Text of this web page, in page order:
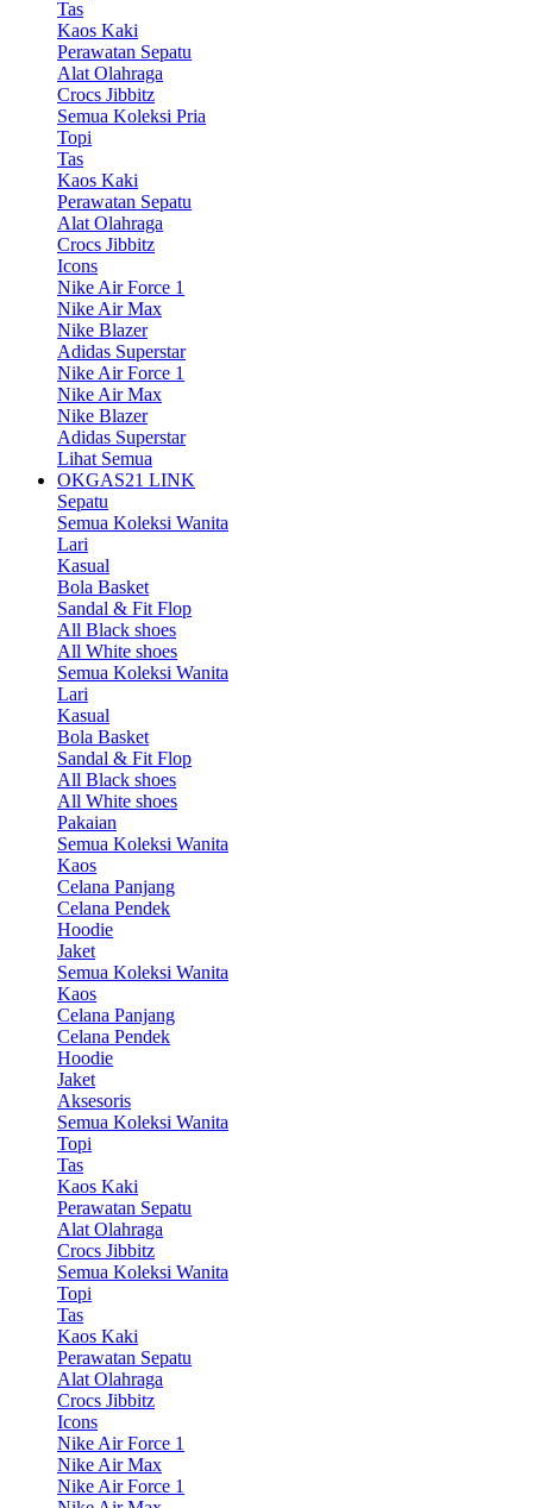
Tas
Kaos Kaki
Perawatan Sepatu
Alat Olahraga
Crocs Jibbitz
Semua Koleksi Pria
Topi
Tas
Kaos Kaki
Perawatan Sepatu
Alat Olahraga
Crocs Jibbitz
Icons
Nike Air Force 1
Nike Air Max
Nike Blazer
Adidas Superstar
Nike Air Force 1
Nike Air Max
Nike Blazer
Adidas Superstar
Lihat Semua
OKGAS21 LINK
Sepatu
Semua Koleksi Wanita
Lari
Kasual
Bola Basket
Sandal & Fit Flop
All Black shoes
All White shoes
Semua Koleksi Wanita
Lari
Kasual
Bola Basket
Sandal & Fit Flop
All Black shoes
All White shoes
Pakaian
Semua Koleksi Wanita
Kaos
Celana Panjang
Celana Pendek
Hoodie
Jaket
Semua Koleksi Wanita
Kaos
Celana Panjang
Celana Pendek
Hoodie
Jaket
Aksesoris
Semua Koleksi Wanita
Topi
Tas
Kaos Kaki
Perawatan Sepatu
Alat Olahraga
Crocs Jibbitz
Semua Koleksi Wanita
Topi
Tas
Kaos Kaki
Perawatan Sepatu
Alat Olahraga
Crocs Jibbitz
Icons
Nike Air Force 1
Nike Air Max
Nike Air Force 1